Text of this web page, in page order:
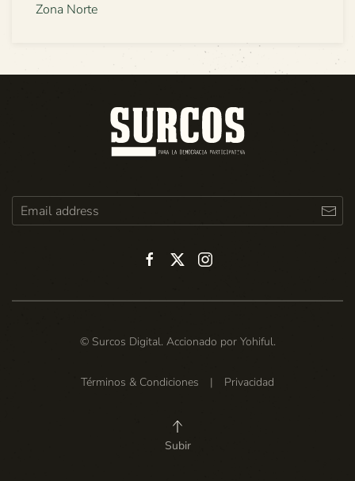
Zona Norte
© Surcos Digital. Accionado por Yohiful.
Términos & Condiciones | Privacidad
Subir